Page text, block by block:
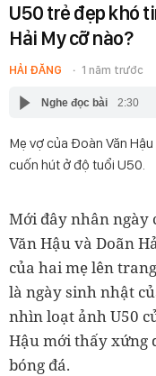
U50 trẻ đẹp khó
Hải My cỡ nào?
HẢI ĐĂNG 1 năm trước
Nghe đọc bài 2:30
Mẹ vợ của Đoàn Văn
cuốn hút ở độ tuổi U50.
Mới đây nhân ngày
Văn Hậu và Doãn
của hai mẹ lên
là ngày sinh nhật
nhìn loạt ảnh U50
Hậu mới thấy xứng
bóng đá.